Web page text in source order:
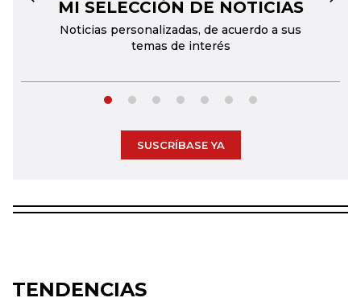
MI SELECCIÓN DE NOTICIAS
Noticias personalizadas, de acuerdo a sus
temas de interés
← →
SUSCRÍBASE YA
TENDENCIAS